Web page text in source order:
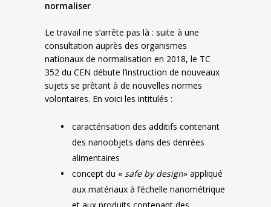
normaliser
Le travail ne s’arrête pas là : suite à une
consultation auprès des organismes
nationaux de normalisation en 2018, le TC
352 du CEN débute l’instruction de nouveaux
sujets se prêtant à de nouvelles normes
volontaires. En voici les intitulés :
caractérisation des additifs contenant
des nanoobjets dans des denrées
alimentaires
concept du « safe by design» appliqué
aux matériaux à l’échelle nanométrique